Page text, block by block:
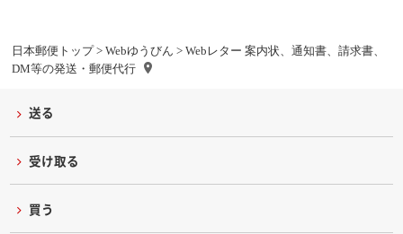
日本郵便トップ> Webゆうびん > Webレター 案内状、通知書、請求書、
DM等の発送・郵便代行
送る
受け取る
買う